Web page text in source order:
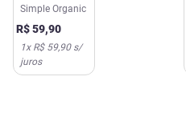
Suave Simple
350g
Simple Organic
R$59,90
1x R$ 59,90s/
juros